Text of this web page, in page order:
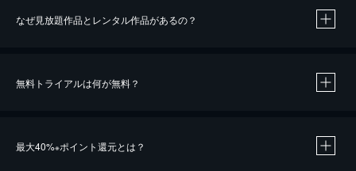
なぜ見放題作品とレンタル作品があるの？
無料トライアルは何が無料？
最大40%※ポイント還元とは？